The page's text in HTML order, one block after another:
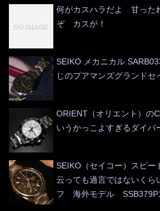
何がカスハラだよ 甘った
ぞ カスが！
SEIKO メカニカル
じのプアマンズグランドセ
ORIENT（オリエント）の
いうかっこよすぎるダイバ
SEIKO（セイコー）スピー
云っても過言ではないくら
フ 海外モデル